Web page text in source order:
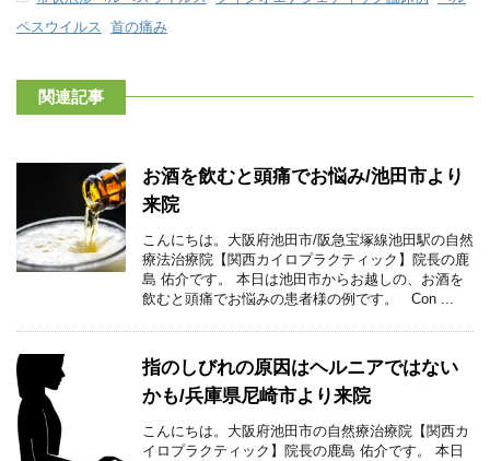
ペスウイルス, 首の痛み
関連記事
お酒を飲むと頭痛でお悩み/池田市より
来院
こんにちは。大阪府池田市/阪急宝塚線池田駅の自然
療法治療院【関西カイロプラクティック】院長の鹿
島 佑介です。 本日は池田市からお越しの、お酒を
飲むと頭痛でお悩みの患者様の例です。 Con ...
指のしびれの原因はヘルニアではない
かも/兵庫県尼崎市より来院
こんにちは。大阪府池田市の自然療治療院【関西カ
イロプラクティック】院長の鹿島 佑介です。 本日